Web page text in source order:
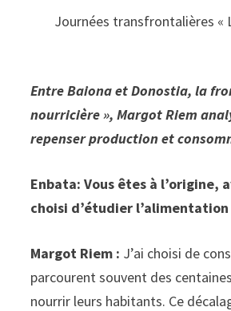
Journées transfrontalières «
Entre Baiona et Donostia, la
nourricière », Margot Riem
repenser production et
Enbata: Vous êtes à l’origine,
choisi d’étudier
Margot Riem : J’ai choisi de
parcourent souvent des
nourrir leurs habitants. Ce